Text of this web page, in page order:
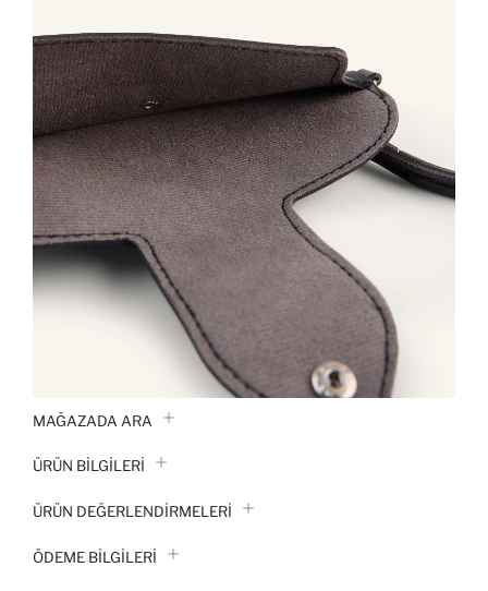
MAĞAZADA ARA
ÜRÜN BILGILERI
ÜRÜN DEĞERLENDİRMELERİ
ÖDEME BİLGİLERİ